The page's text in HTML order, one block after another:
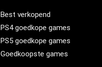
Best verkopend
PS4 goedkope games
PS5 goedkope games
Goedkoopste games